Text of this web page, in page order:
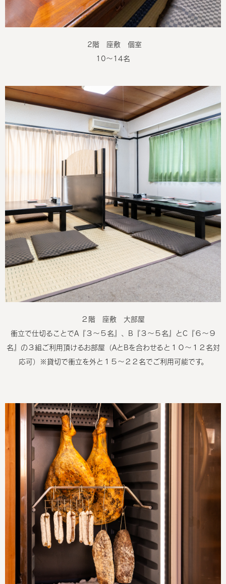
2階 座敷 個室
10～14名
２階 座敷 大部屋
衝立で仕切ることでA『３～５名』、B『３～５名』とC『６～９
名』の３組ご利用頂けるお部屋（AとBを合わせると１０～１２名対
応可）※貸切で衝立を外と１５～２２名でご利用可能です。